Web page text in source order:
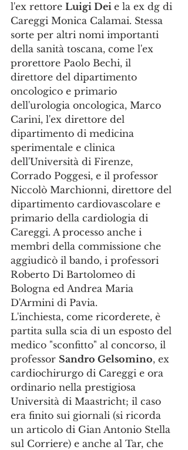
l'ex rettore Luigi Dei e la ex dg di
Careggi Monica Calamai. Stessa
sorte per altri nomi importanti
della sanità toscana, come l'ex
prorettore Paolo Bechi, il
direttore del dipartimento
oncologico e primario
dell'urologia oncologica, Marco
Carini, l'ex direttore del
dipartimento di medicina
sperimentale e clinica
dell'Università di Firenze,
Corrado Poggesi, e il professor
Niccolò Marchionni, direttore del
dipartimento cardiovascolare e
primario della cardiologia di
Careggi. A processo anche i
membri della commissione che
aggiudicò il bando, i professori
Roberto Di Bartolomeo di
Bologna ed Andrea Maria
D'Armini di Pavia.
L'inchiesta, come ricorderete, è
partita sulla scia di un esposto del
medico "sconfitto" al concorso, il
professor Sandro Gelsomino, ex
cardiochirurgo di Careggi e ora
ordinario nella prestigiosa
Università di Maastricht; il caso
era finito sui giornali (si ricorda
un articolo di Gian Antonio Stella
sul Corriere) e anche al Tar, che